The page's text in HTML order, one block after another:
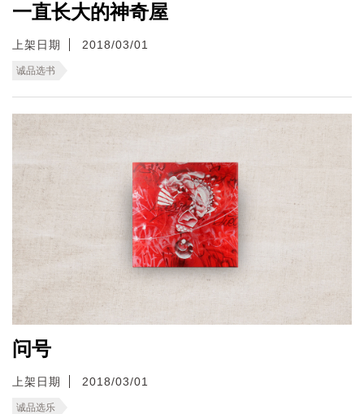
一直长大的神奇屋
上架日期 2018/03/01
诚品选书
问号
上架日期 2018/03/01
诚品选乐